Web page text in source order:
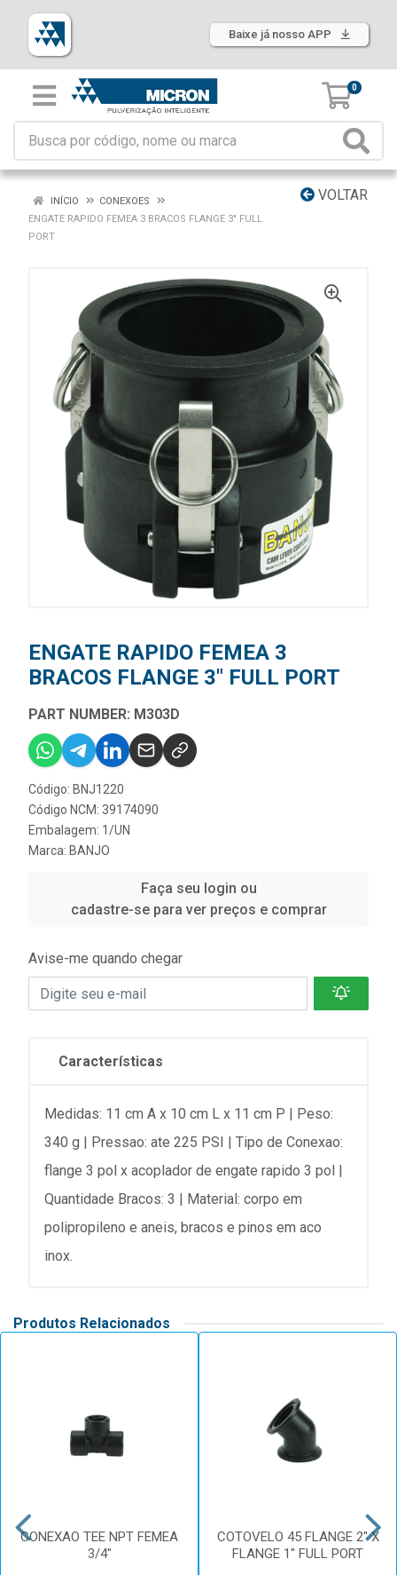
Baixe já nosso APP
0
VOLTAR
INÍCIO
CONEXOES
ENGATE RAPIDO FEMEA 3 BRACOS FLANGE 3" FULL
PORT
ENGATE RAPIDO FEMEA 3
BRACOS FLANGE 3" FULL PORT
PART NUMBER: M303D
Código: BNJ1220
Código NCM: 39174090
Embalagem: 1/UN
Marca: BANJO
Faça seu login ou
cadastre-se para ver preços e comprar
Avise-me quando chegar
Características
Medidas: 11 cm A x 10 cm L x 11 cm P | Peso:
340 g | Pressao: ate 225 PSI | Tipo de Conexao:
flange 3 pol x acoplador de engate rapido 3 pol |
Quantidade Bracos: 3 | Material: corpo em
polipropileno e aneis, bracos e pinos em aco
inox.
Produtos Relacionados
CONEXAO TEE NPT FEMEA
3/4"
COTOVELO 45 FLANGE 2" X
FLANGE 1" FULL PORT